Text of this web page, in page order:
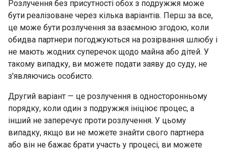
Розлучення без присутності обох з подружжя може
бути реалізоване через кілька варіантів. Перш за все,
це може бути розлучення за взаємною згодою, коли
обидва партнери погоджуються на розірвання шлюбу і
не мають жодних суперечок щодо майна або дітей. У
такому випадку, ви можете подати заяву до суду, не
з'являючись особисто.
Другий варіант — це розлучення в односторонньому
порядку, коли один з подружжя ініціює процес, а
інший не заперечує проти розлучення. У цьому
випадку, якщо ви не можете знайти свого партнера
або він не бажає брати участь у процесі, ви можете